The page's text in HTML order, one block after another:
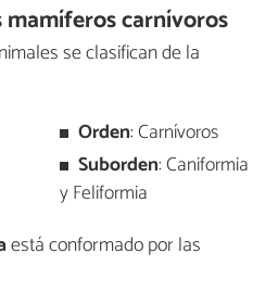
carnívoros
se clasifican de la
Orden: Carnívoros
Suborden: Caniformia
y Feliformia
está conformado por las